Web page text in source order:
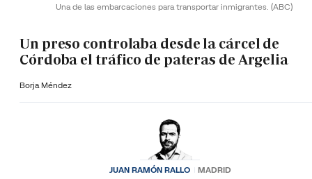
Una de las embarcaciones para transportar inmigrantes. (ABC)
Un preso controlaba desde la cárcel de
Córdoba el tráfico de pateras de Argelia
Borja Méndez
JUAN RAMÓN RALLO MADRID